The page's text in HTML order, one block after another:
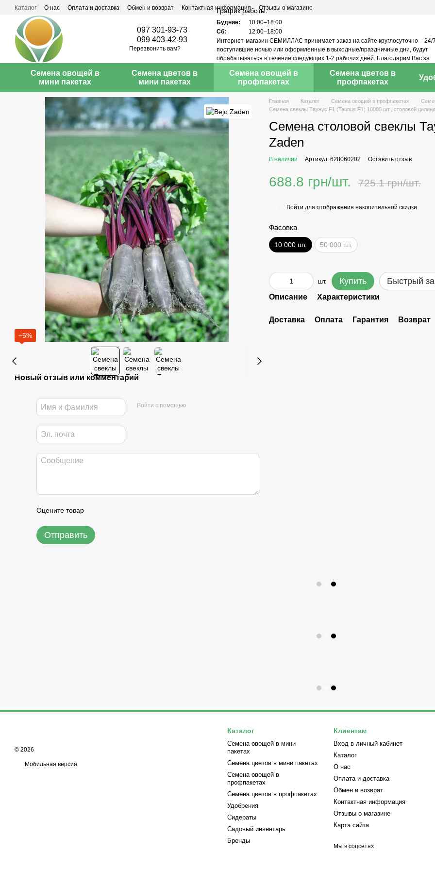
Перейти к основному контенту
Каталог О нас Оплата и доставка Обмен и возврат Контактная информация Отзывы о магазине
097 301-93-73
099 403-42-93
Перезвонить вам?
График работы:
Будние:
10:00–18:00
Сб:
12:00–18:00
Интернет-магазин СЕМИЛЛАС принимает заказ на сайте круглосуточно – 24/
поступившие ночью или оформленные в выходные/праздничные дни, будут
обрабатываться в течение следующих 1-2 рабочих дней. Благодарим Вас за
Семена овощей в
мини пакетах
Семена цветов в
мини пакетах
Семена овощей в
профпакетах
Семена цветов в
профпакетах
−5%
Новый отзыв или комментарий
Войти с помощью
Оцените товар
Отправить
Главная Каталог Семена овощей в профпакетах
Семена свеклы Таунус F1 (Taunus F1) 10000 шт., столовой
Семена столовой свеклы
Zaden
В наличии Артикул: 628060202 Оставить отзыв
688.8 грн/шт. 725.1 грн/шт.
Войти для отображения накопительной скидки
Фасовка
10 000 шт. 50 000 шт.
шт. Купить Быстрый
Описание Характеристики
Доставка Оплата Гарантия Возврат
© 2026
Мобильная версия
Каталог
Семена овощей в мини
пакетах
Семена цветов в мини пакетах
Семена овощей в
профпакетах
Семена цветов в профпакетах
Удобрения
Сидераты
Садовый инвентарь
Бренды
Клиентам
Вход в личный кабинет
Каталог
О нас
Оплата и доставка
Обмен и возврат
Контактная информация
Отзывы о магазине
Карта сайта
Мы в соцсетях